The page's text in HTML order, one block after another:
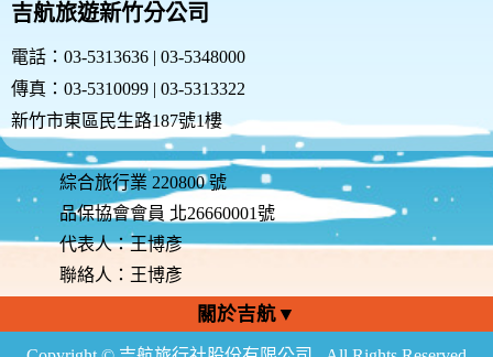
吉航旅遊新竹分公司
電話：03-5313636 | 03-5348000
傳真：03-5310099 | 03-5313322
新竹市東區民生路187號1樓
綜合旅行業 220800 號
品保協會會員 北26660001號
代表人：王博彥
聯絡人：王博彥
關於吉航▼